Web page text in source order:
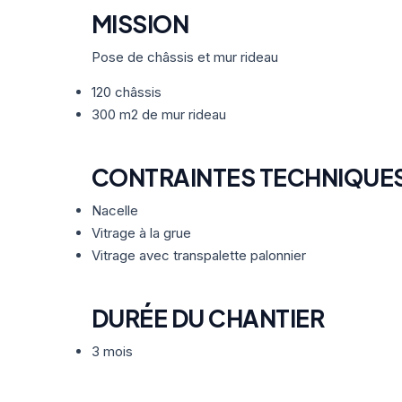
MISSION
Pose de châssis et mur rideau
120 châssis
300 m2 de mur rideau
CONTRAINTES
Nacelle
Vitrage à la grue
Vitrage avec transpalette palonnier
DURÉE DU CHANTIER
3 mois